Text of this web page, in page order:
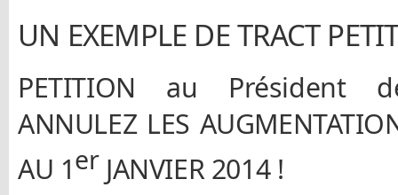
UN EXEMPLE DE TRACT
PETITION au Président
ANNULEZ LES
AU 1erJANVIER 2014 !